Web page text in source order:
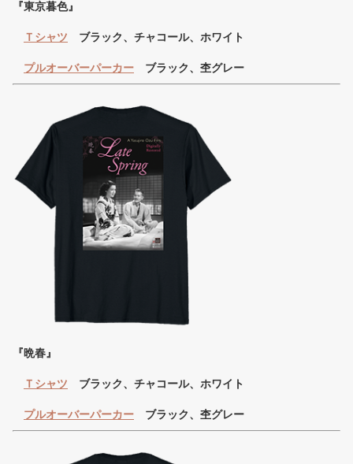
『東京暮色』
Ｔシャツ ブラック、チャコール、ホワイト
プルオーバーパーカー ブラック、杢グレー
『晩春』
Ｔシャツ ブラック、チャコール、ホワイト
プルオーバーパーカー ブラック、杢グレー